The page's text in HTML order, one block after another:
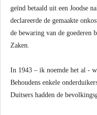
geïnd betaald uit een Joodse
declareerde de gemaakte
de bewaring van de goederen
Zaken.
In 1943 – ik noemde het al -
Behoudens enkele
Duitsers hadden de